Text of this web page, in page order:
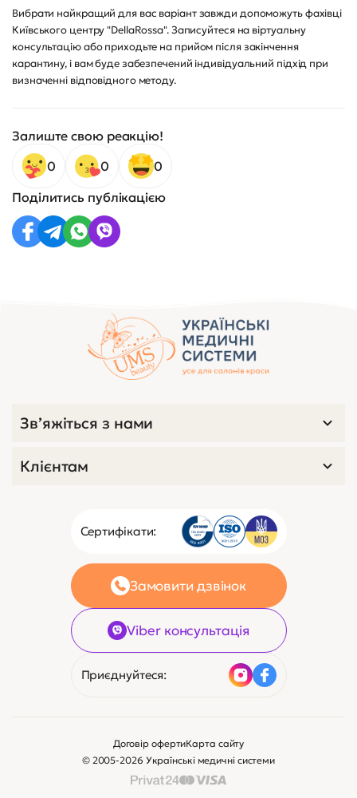
Вибрати найкращий для вас варіант завжди допоможуть фахівці
Київського центру "DellaRossa". Записуйтеся на віртуальну
консультацію або приходьте на прийом після закінчення
карантину, і вам буде забезпечений індивідуальний підхід при
визначенні відповідного методу.
Залиште свою реакцію!
0
0
0
Поділитись публікацією
Сертифікати:
Замовити дзвінок
Viber консультація
Приєднуйтеся:
Зв’яжіться з нами
Клієнтам
© 2005-2026 Українські медичні системи
Договір офертиКарта сайту